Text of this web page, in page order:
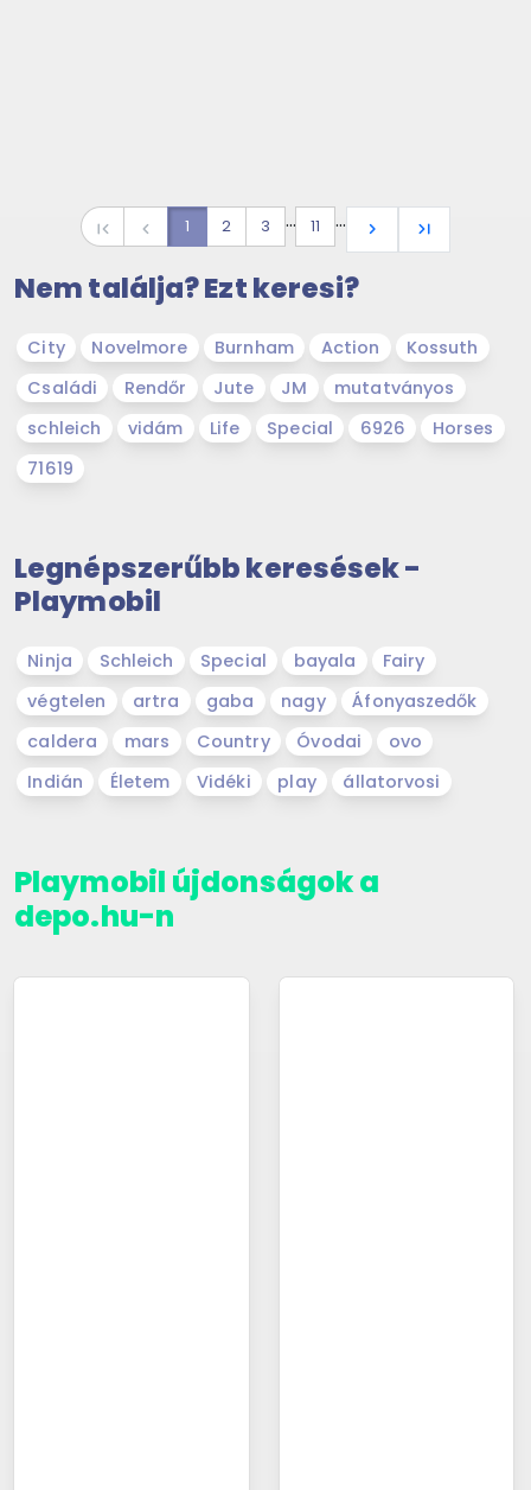
first_page navigate_before 1 2 3 … 11 … navigate_next last_page
Nem találja? Ezt keresi?
City Novelmore Burnham Action
Kossuth
Családi
Rendőr Jute JM
mutatványos
schleich
vidám Life Special 6926
Horses
71619
Legnépszerűbb keresések -
Playmobil
Ninja Schleich Special bayala
Fairy
végtelen
artra gaba nagy
Áfonyaszedők
caldera
mars Country Óvodai
ovo
Indián
Életem Vidéki play állatorvosi
Playmobil újdonságok a
depo.hu-n